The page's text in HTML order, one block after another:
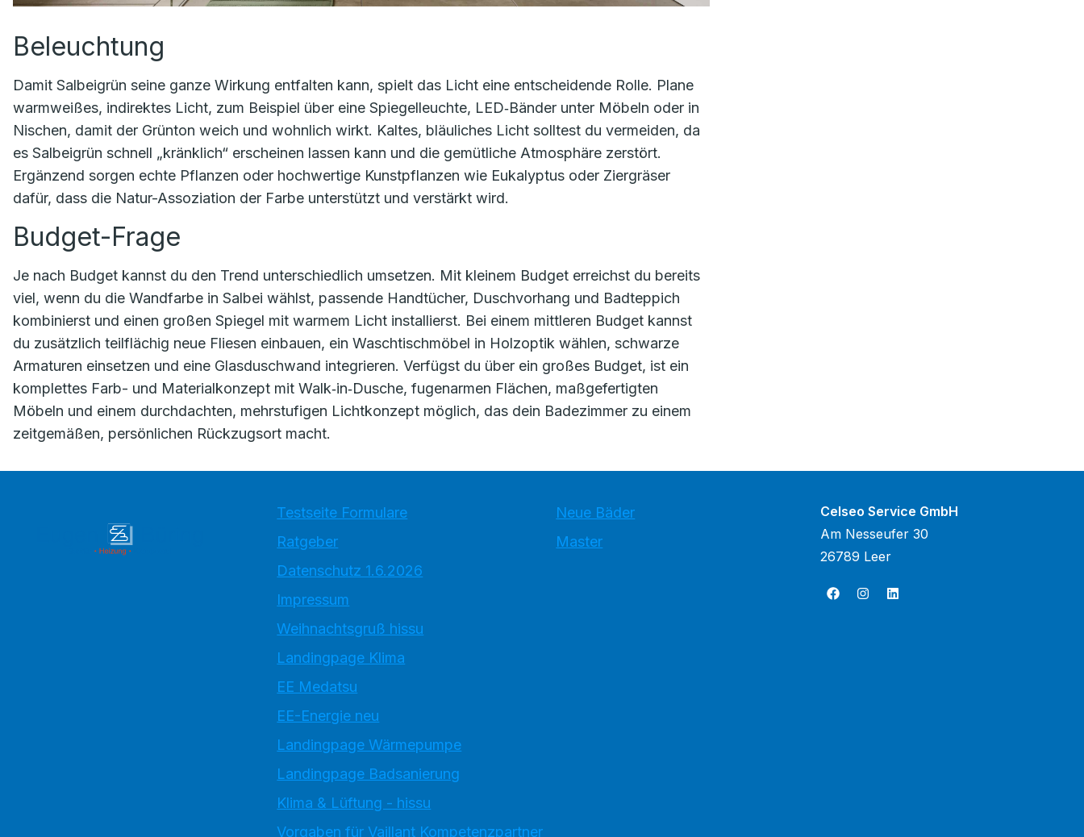
Beleuchtung
Damit Salbeigrün seine ganze Wirkung entfalten kann, spielt das Licht eine entscheidende Rolle. Plane
warmweißes, indirektes Licht, zum Beispiel über eine Spiegelleuchte, LED‑Bänder unter Möbeln oder in
Nischen, damit der Grünton weich und wohnlich wirkt. Kaltes, bläuliches Licht solltest du vermeiden, da
es Salbeigrün schnell „kränklich“ erscheinen lassen kann und die gemütliche Atmosphäre zerstört.
Ergänzend sorgen echte Pflanzen oder hochwertige Kunstpflanzen wie Eukalyptus oder Ziergräser
dafür, dass die Natur-Assoziation der Farbe unterstützt und verstärkt wird.
Budget-Frage
Je nach Budget kannst du den Trend unterschiedlich umsetzen. Mit kleinem Budget erreichst du bereits
viel, wenn du die Wandfarbe in Salbei wählst, passende Handtücher, Duschvorhang und Badteppich
kombinierst und einen großen Spiegel mit warmem Licht installierst. Bei einem mittleren Budget kannst
du zusätzlich teilflächig neue Fliesen einbauen, ein Waschtischmöbel in Holzoptik wählen, schwarze
Armaturen einsetzen und eine Glasduschwand integrieren. Verfügst du über ein großes Budget, ist ein
komplettes Farb- und Materialkonzept mit Walk‑in‑Dusche, fugenarmen Flächen, maßgefertigten
Möbeln und einem durchdachten, mehrstufigen Lichtkonzept möglich, das dein Badezimmer zu einem
zeitgemäßen, persönlichen Rückzugsort macht.
Testseite Formulare
Ratgeber
Datenschutz 1.6.2026
Impressum
Weihnachtsgruß hissu
Landingpage Klima
EE Medatsu
EE-Energie neu
Landingpage Wärmepumpe
Landingpage Badsanierung
Klima & Lüftung - hissu
Vorgaben für Vaillant Kompetenzpartner
Neue Bäder
Master
Celseo Service GmbH
Am Nesseufer 30
26789 Leer